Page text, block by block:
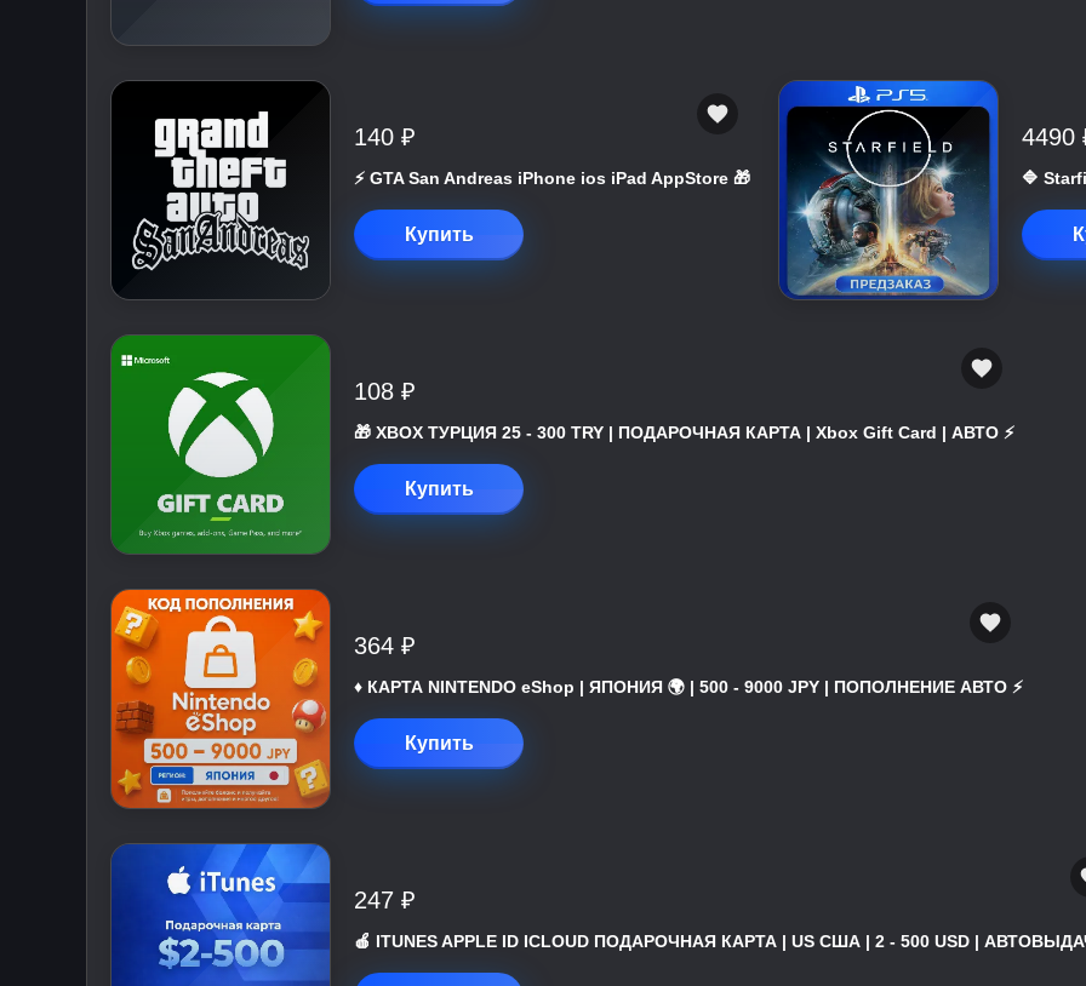
140 ₽
⚡️ GTA San Andreas iPhone ios iPad AppStore 🎁
Купить
4490
🔷
108 ₽
🎁 XBOX ТУРЦИЯ 25 - 300 TRY | ПОДАРОЧНАЯ КАРТА | Xbox Gift Card | АВТО ⚡
Купить
364 ₽
♦️ КАРТА NINTENDO eShop | ЯПОНИЯ 🌍 | 500 - 9000 JPY | ПОПОЛНЕНИЕ АВТО ⚡
Купить
247 ₽
🍎 ITUNES APPLE ID ICLOUD ПОДАРОЧНАЯ КАРТА | US США | 2 - 500 USD |